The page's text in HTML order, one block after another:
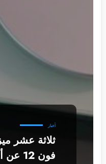
أخبار
ثلاثة عشر
فون 12 عن أشقاءها